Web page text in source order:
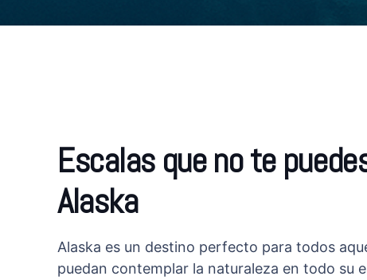
Escalas que no te
Alaska
Alaska es un destino perfecto para todos
puedan contemplar la naturaleza en todo su